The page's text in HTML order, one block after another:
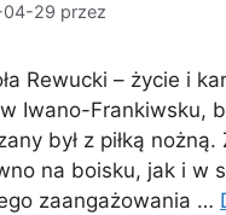
29 przez
Rewucki – życie i
Iwano-Frankiwsku,
był z piłką
na boisku, jak i w
zaangażowania …